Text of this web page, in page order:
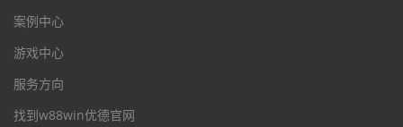
案例中心
游戏中心
服务方向
找到w88win优德官网